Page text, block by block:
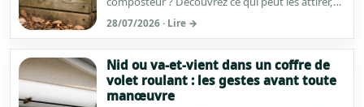
les indices d’un simple nourrissage et les
vérifications extérieures à effectuer sans ouvrir ni
déplacer le bac.
28/07/2026 · Lire →
Nid ou va-et-vient dans un coffre de
volet roulant : les gestes avant toute
manœuvre